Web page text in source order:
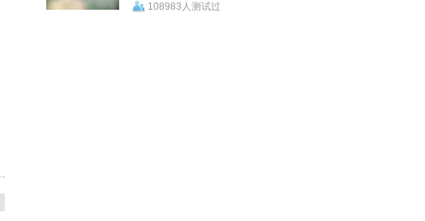
108983人测试过